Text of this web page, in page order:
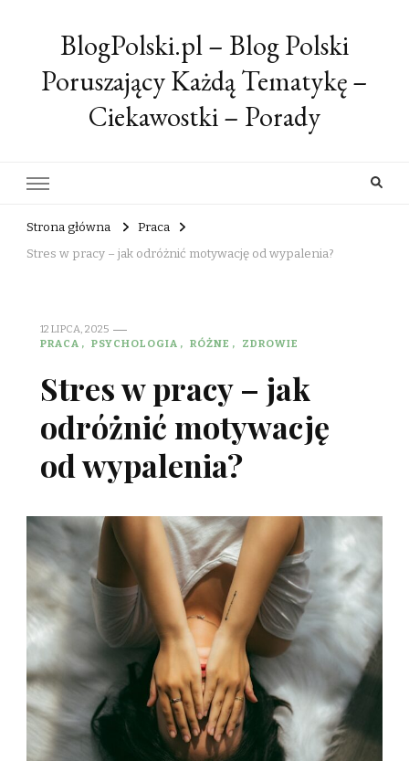
BlogPolski.pl – Blog Polski
Poruszający Każdą Tematykę –
Ciekawostki – Porady
Strona główna
Praca
Stres w pracy – jak odróżnić motywację od wypalenia?
12 LIPCA, 2025
PRACA
PSYCHOLOGIA RÓŻNE ZDROWIE
Stres w pracy – jak
odróżnić motywację
od wypalenia?